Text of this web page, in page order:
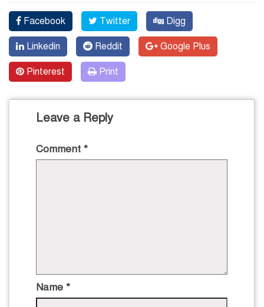
Facebook Twitter Digg
Linkedin Reddit Google Plus
Pinterest Print
Leave a Reply
Comment *
Name *